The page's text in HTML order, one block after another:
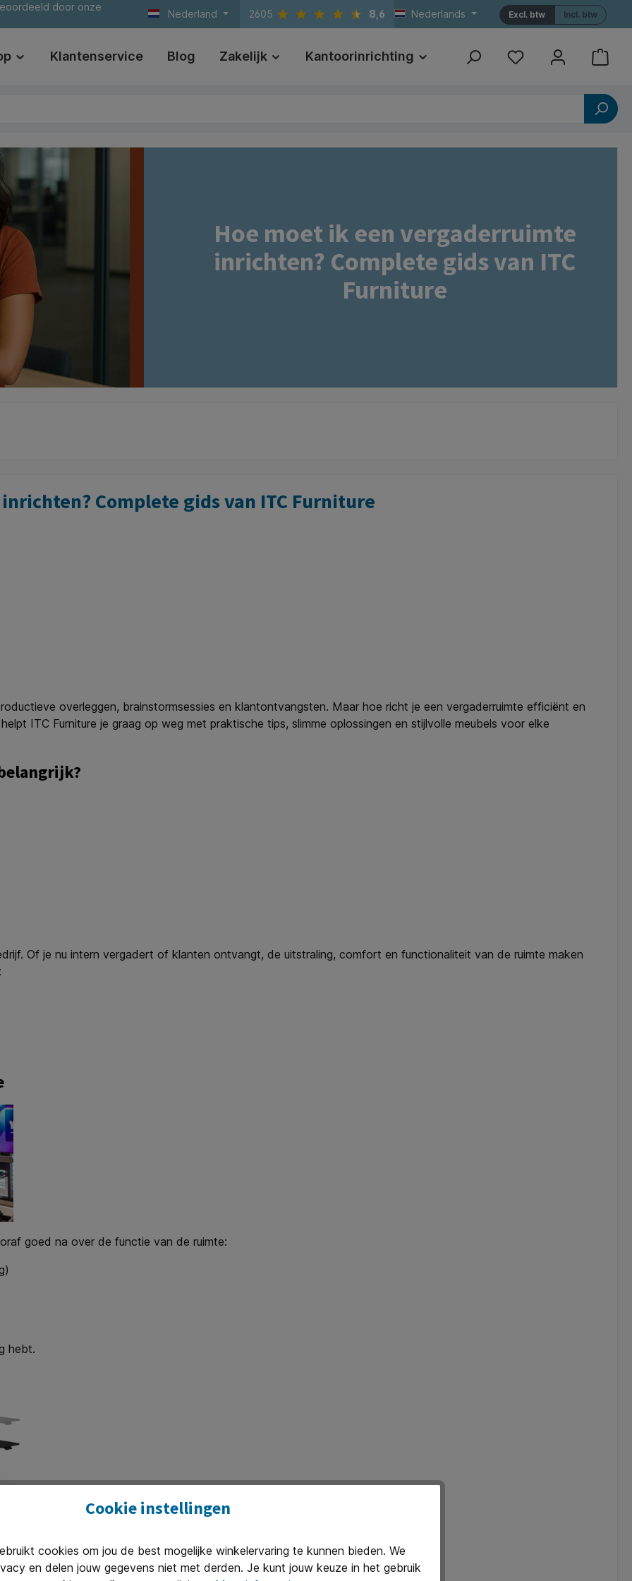
door onze
Nederland 2605 8,6 Nederlands Incl. btw
Excl. btw
Klantenservice Blog Zakelijk Kantoorinrichting Print Referenties
Hoe moet ik een vergaderruimte
inrichten? Complete gids van ITC
Furniture
Complete gids van ITC Furniture
overleggen, brainstormsessies en klantontvangsten. Maar hoe richt je een vergaderruimte efficiënt en
ITC Furniture je graag op weg met praktische tips, slimme oplossingen en stijlvolle meubels voor elke
Of je nu intern vergadert of klanten ontvangt, de uitstraling, comfort en functionaliteit van de ruimte maken
goed na over de functie van de ruimte:
hebt.
Cookie instellingen
cookies om jou de best mogelijke winkelervaring te kunnen bieden. We
en delen jouw gegevens niet met derden. Je kunt jouw keuze in het gebruik